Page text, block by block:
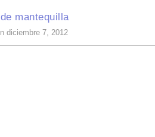
mantequilla
diciembre 7, 2012